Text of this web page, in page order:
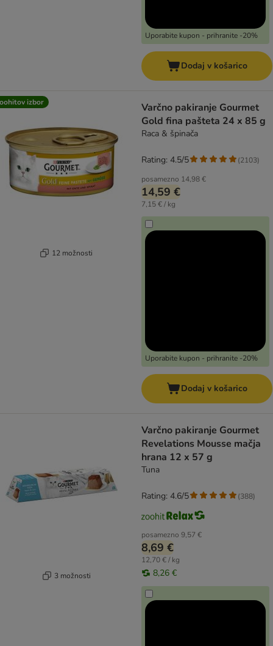
Uporabite kupon - prihranite -20%
Dodaj v košarico
izbor
12 možnosti
Varčno pakiranje Gourmet
Gold fina pašteta 24 x 85 g
Raca & špinača
posamezno 14,98 €
14,59 €
7,15 € / kg
Uporabite kupon - prihranite -20%
Rating: 4.5/5 (2103)
Dodaj v košarico
3 možnosti
Varčno pakiranje Gourmet
Revelations Mousse mačja
hrana 12 x 57 g
Tuna
posamezno 9,57 €
8,69 €
12,70 € / kg
8,26 €
Rating: 4.6/5 (388)